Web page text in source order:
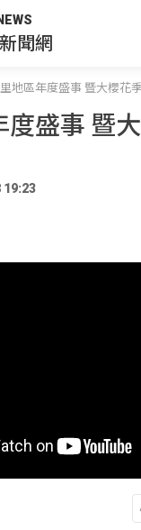
聞網
地區年度盛事 暨大櫻花
盛事 暨
19:23